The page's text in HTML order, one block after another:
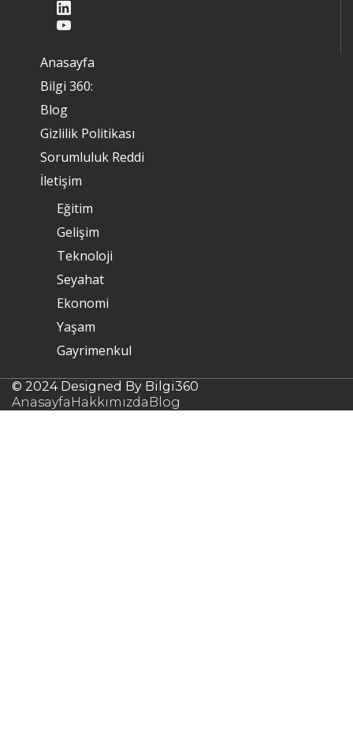
Anasayfa
Bilgi 360:
Blog
Gizlilik Politikası
Sorumluluk Reddi
İletişim
Eğitim
Gelişim
Teknoloji
Seyahat
Ekonomi
Yaşam
Gayrimenkul
© 2024 Designed By Bilgi360
Anasayfa Hakkımızda Blog